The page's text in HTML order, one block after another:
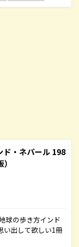
ド・ネパール 198
球の歩き方インド
出して欲しい1冊